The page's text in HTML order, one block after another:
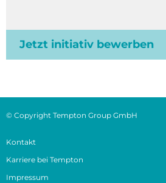
Jetzt initiativ bewerben
© Copyright Tempton Group GmbH
Kontakt
Karriere bei Tempton
Impressum